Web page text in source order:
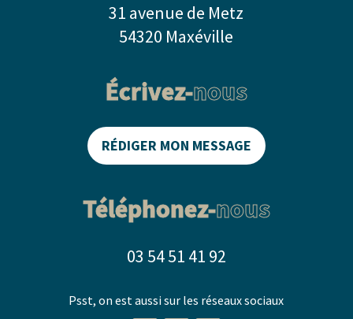
31 avenue de Metz
54320 Maxéville
Écrivez-nous
RÉDIGER MON MESSAGE
Téléphonez-nous
03 54 51 41 92
Psst, on est aussi sur les réseaux sociaux